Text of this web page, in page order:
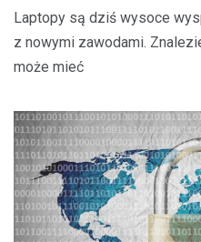
Laptopy są dziś wysoce
z nowymi zawodami.
może mieć